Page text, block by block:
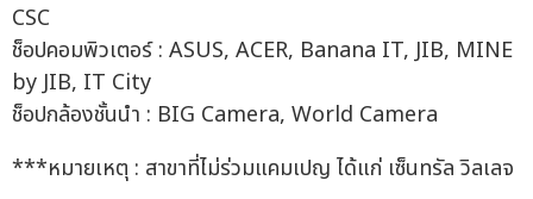
CSC
ช็อปคอมพิวเตอร์ : ASUS, ACER, Banana IT, JIB, MINE
by JIB, IT City
ช็อปกล้องชั้นนำ : BIG Camera, World Camera
***หมายเหตุ : สาขาที่ไม่ร่วมแคมเปญ ได้แก่ เซ็นทรัล วิลเลจ